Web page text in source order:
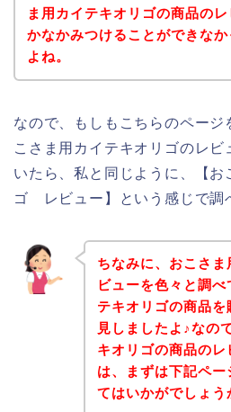
ま用カイテキオリゴの商品の
かなかみつけることができな
よね。
なので、もしもこちらのページ
こさま用カイテキオリゴのレビ
いたら、私と同じように、【お
ゴ レビュー】という感じで調
ちなみに、おこさ
ビューを色々と調
テキオリゴの商品
見しましたよ♪なの
キオリゴの商品の
は、まずは下記ペ
てはいかがでしょう